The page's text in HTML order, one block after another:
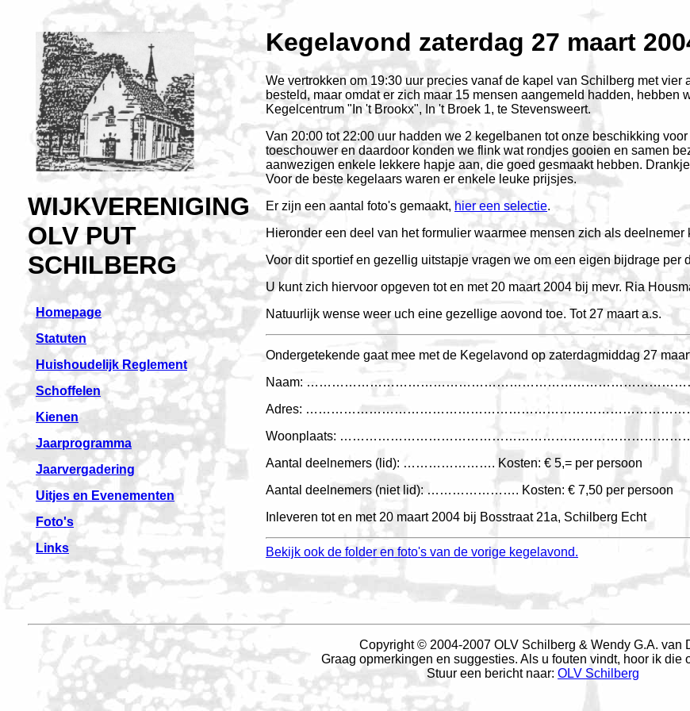
WIJKVERENIGING
OLV PUT
SCHILBERG
Homepage
Statuten
Huishoudelijk Reglement
Schoffelen
Kienen
Jaarprogramma
Jaarvergadering
Uitjes en Evenementen
Foto's
Links
Kegelavond zaterdag 27 maart
We vertrokken om 19:30 uur precies vanaf de kapel van Schilberg met vier
besteld, maar omdat er zich maar 15 mensen aangemeld hadden, hebben
Kegelcentrum "In 't Brookx", In 't Broek 1, te Stevensweert.
Van 20:00 tot 22:00 uur hadden we 2 kegelbanen tot onze beschikking
toeschouwer en daardoor konden we flink wat rondjes gooien en samen
aanwezigen enkele lekkere hapje aan, die goed gesmaakt hebben.
Voor de beste kegelaars waren er enkele leuke prijsjes.
Er zijn een aantal foto's gemaakt, hier een selectie.
Hieronder een deel van het formulier waarmee mensen zich als deelnemer
Voor dit sportief en gezellig uitstapje vragen we om een eigen bijdrage per
U kunt zich hiervoor opgeven tot en met 20 maart 2004 bij mevr. Ria
Natuurlijk wense weer uch eine gezellige aovond toe. Tot 27 maart a.s.
Ondergetekende gaat mee met de Kegelavond op zaterdagmiddag 27
Naam:
Adres:
Woonplaats:
Aantal deelnemers (lid): …………………. Kosten: € 5,= per persoon
Aantal deelnemers (niet lid): …………………. Kosten: € 7,50 per persoon
Inleveren tot en met 20 maart 2004 bij Bosstraat 21a, Schilberg Echt
Bekijk ook de folder en foto's van de vorige kegelavond.
Copyright © 2004-2007 OLV Schilberg & Wendy G.A. van
Graag opmerkingen en suggesties. Als u fouten vindt, hoor ik die
Stuur een bericht naar: OLV Schilberg